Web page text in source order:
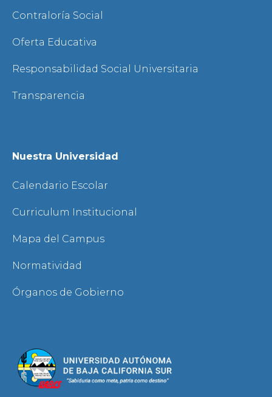
Contraloría Social
Oferta Educativa
Responsabilidad Social Universitaria
Transparencia
Nuestra Universidad
Calendario Escolar
Curriculum Institucional
Mapa del Campus
Normatividad
Órganos de Gobierno